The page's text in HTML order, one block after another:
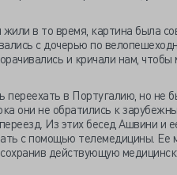
жили в то время, картина была
с дочерью по
и кричали нам,
переехать в Португалию, но не
они не обратились к
Из этих бесед Ашвини и
с помощью телемедицины.
действующую